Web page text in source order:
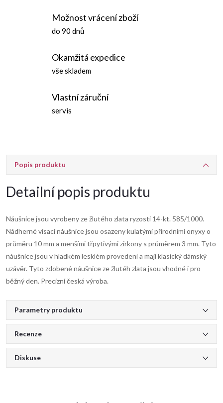
Možnost vrácení zboží
do 90 dnů
Okamžitá expedice
vše skladem
Vlastní záruční
servis
Popis produktu
Detailní popis produktu
Náušnice jsou vyrobeny ze žlutého zlata ryzosti 14-kt. 585/1000.
Nádherné visací náušnice jsou osazeny kulatými přírodními onyxy o
průměru 10 mm a menšími třpytivými zirkony s průměrem 3 mm. Tyto
náušnice jsou v hladkém lesklém provedení a mají klasický dámský
uzávěr. Tyto zdobené náušnice ze žlutéh zlata jsou vhodné i pro
běžný den. Precizní česká výroba.
Parametry produktu
Recenze
Diskuse